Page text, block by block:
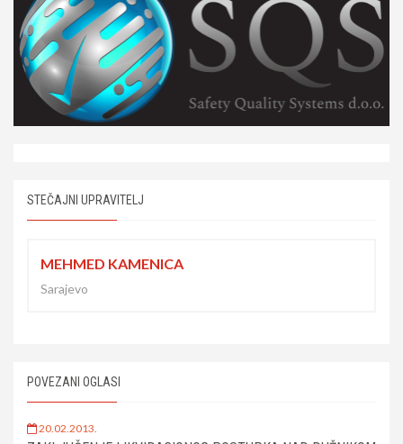
STEČAJNI UPRAVITELJ
MEHMED KAMENICA
Sarajevo
POVEZANI OGLASI
20.02.2013.